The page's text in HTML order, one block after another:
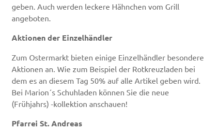
geben. Auch werden leckere Hähnchen vom Grill
angeboten.
Aktionen der Einzelhändler
Zum Ostermarkt bieten einige Einzelhändler besondere
Aktionen an. Wie zum Beispiel der Rotkreuzladen bei
dem es an diesem Tag 50% auf alle Artikel geben wird.
Bei Marion´s Schuhladen können Sie die neue
(Frühjahrs) -kollektion anschauen!
Pfarrei St. Andreas